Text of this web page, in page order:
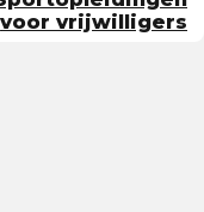
voor vrijwilligers